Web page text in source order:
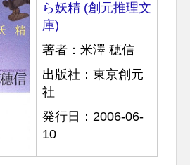
ら妖精 (創元推理文
庫)
著者：米澤 穂信
出版社：東京創元
社
発行日：2006-06-
10